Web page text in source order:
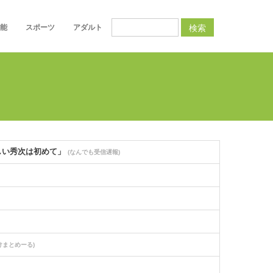
スポーツ アダルト 検索
秀次は初めて」 (なんでも受信遅報)
まとめーる)